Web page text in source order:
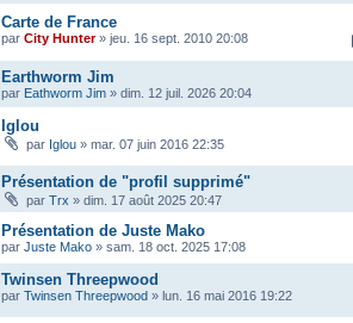
Carte de France
par City Hunter» jeu. 16 sept. 2010 20:08
Earthworm Jim
par Eathworm Jim » dim. 12 juil. 2026 20:04
Iglou
par Iglou » mar. 07 juin 2016 22:35
Présentation de "profil supprimé"
par Trx » dim. 17 août 2025 20:47
Présentation de Juste Mako
par Juste Mako » sam. 18 oct. 2025 17:08
Twinsen Threepwood
par Twinsen Threepwood » lun. 16 mai 2016 19:22